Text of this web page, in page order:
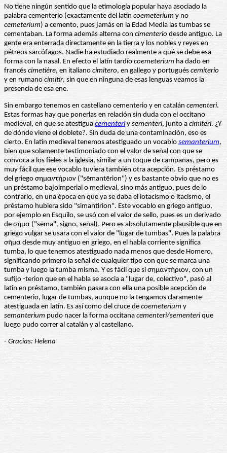
No tiene ningún sentido que la etimología popular haya asociado la
palabra cementerio (exactamente del latín coemeterium y no
cemeterium) a cemento, pues jamás en la Edad Media las tumbas se
cementaban. La forma además alterna con cimenterio desde antiguo. La
gente era enterrada directamente en la tierra y los nobles y reyes en
pétreos sarcófagos. Nadie ha estudiado realmente a qué se debe esa
forma con la nasal. En efecto el latín tardío coemeterium ha dado en
francés cimetière, en italiano cimitero, en gallego y portugués cemiterio
y en rumano cimitir, sin que en ninguna de esas lenguas veamos la
presencia de esa ene.
Sin embargo tenemos en castellano cementerio y en catalán cementeri.
Estas formas hay que ponerlas en relación sin duda con el occitano
medieval, en que se atestigua cementeriy sementeri, junto a cimiteri. ¿Y
de dónde viene el doblete?. Sin duda de una contaminación, eso es
cierto. En latín medieval tenemos atestiguado un vocablo semanterium,
bien que solamente testimoniado con el valor de señal con que se
convoca a los fieles a la iglesia, similar a un toque de campanas, pero es
muy fácil que ese vocablo tuviera también otra acepción. Es préstamo
del griego σημαντήριον ("sēmantērion") y es bastante obvio que no es
un préstamo bajoimperial o medieval, sino más antiguo, pues de lo
contrario, en una época en que ya se daba el iotacismo o itacismo, el
préstamo hubiera sido "simantirion". Este vocablo en griego antiguo,
por ejemplo en Esquilo, se usó con el valor de sello, pues es un derivado
de σῆμα ("sēma", signo, señal). Pero es absolutamente plausible que en
griego vulgar se usara con el valor de "lugar de tumbas". Pues la palabra
σῆμα desde muy antiguo en griego, en el habla corriente significa
tumba, lo que tenemos atestiguado nada menos que desde Homero,
significando primero la señal de cualquier tipo con que se marca una
tumba y luego la tumba misma. Y es fácil que si σημαντήριον, con un
sufijo -terion que en el habla se asocia a "lugar de, colectivo", pasó al
latín en préstamo, también pasara con ella una posible acepción de
cementerio, lugar de tumbas, aunque no la tengamos claramente
atestiguada en latín. Es así como del cruce de coemeterium y
semanterium pudo nacer la forma occitana cementeri/sementerique
luego pudo correr al catalán y al castellano.
- Gracias: Helena